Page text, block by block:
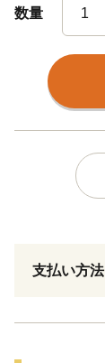
数量
支払い方法